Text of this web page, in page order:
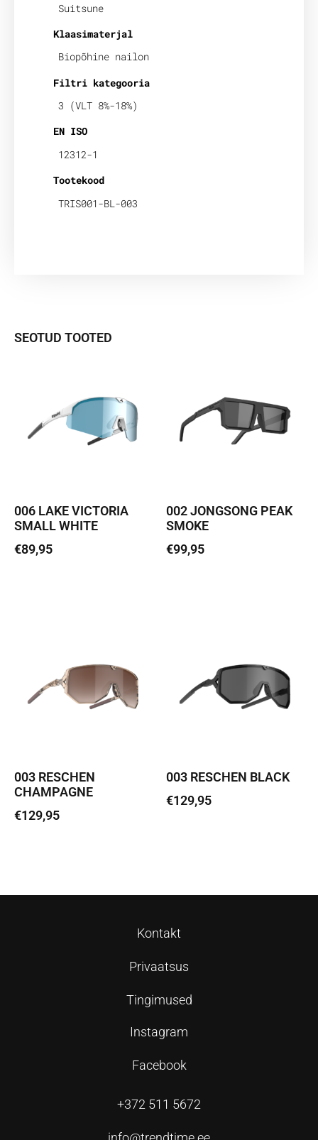
Suitsune
Klaasimaterjal
Biopõhine nailon
Filtri kategooria
3 (VLT 8%-18%)
EN ISO
12312-1
Tootekood
TRIS001-BL-003
SEOTUD TOOTED
006 LAKE VICTORIA
SMALL WHITE
€89,95
002 JONGSONG PEAK
SMOKE
€99,95
003 RESCHEN
CHAMPAGNE
€129,95
003 RESCHEN BLACK
€129,95
Kontakt
Privaatsus
Tingimused
Instagram
Facebook
+372 511 5672